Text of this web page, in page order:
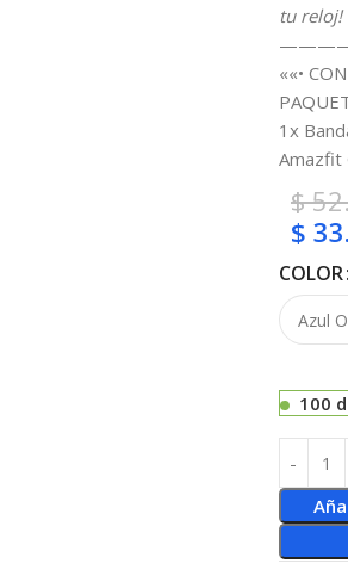
tu reloj!
««•
1x
Amazfit
$
$
COLOR
100